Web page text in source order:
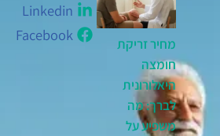
מחיר זריקת
חומצה
היאלורונית
לברך: מה
משפיע על
Linkedin
Facebook